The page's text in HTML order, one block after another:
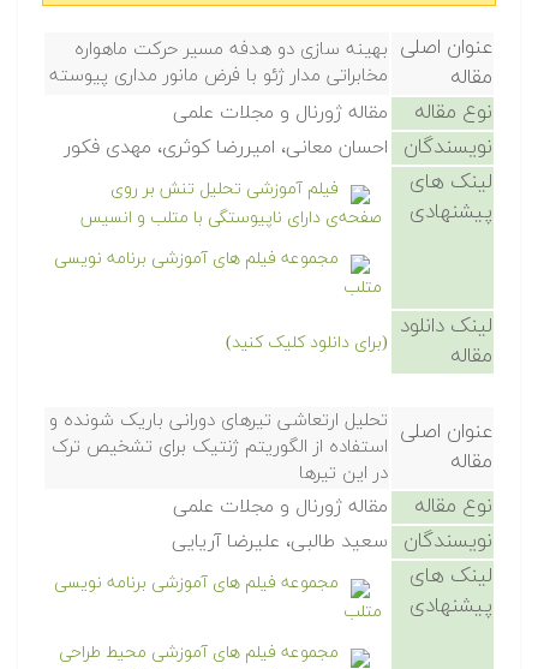
عنوان اصلی
مقاله
بهینه سازی دو هدفه مسیر حرکت ماهواره
مخابراتی مدار ژئو با فرض مانور مداری پیوسته
نوع مقاله مقاله ژورنال و مجلات علمی
نویسندگان احسان معانی، امیررضا کوثری، مهدی فکور
لینک های
پیشنهادی
فیلم آموزشی تحلیل تنش بر روی
صفحه‌ی دارای ناپیوستگی با متلب و انسیس
مجموعه فیلم های آموزشی برنامه نویسی
متلب
لینک دانلود
مقاله
(برای دانلود کلیک کنید)
عنوان اصلی
مقاله
تحلیل ارتعاشی تیرهای دورانی باریک شونده و
استفاده از الگوریتم ژنتیک برای تشخیص ترک
در این تیرها
نوع مقاله مقاله ژورنال و مجلات علمی
نویسندگان سعید طالبی، علیرضا آریایی
لینک های
پیشنهادی
مجموعه فیلم های آموزشی برنامه نویسی
متلب
مجموعه فیلم های آموزشی محیط طراحی